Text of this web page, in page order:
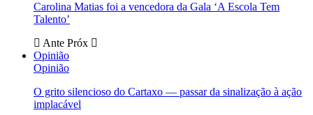
Carolina Matias foi a vencedora da Gala ‘A Escola Tem
Talento’
Ante Próx
Opinião
Opinião
O grito silencioso do Cartaxo — passar da sinalização à ação
implacável